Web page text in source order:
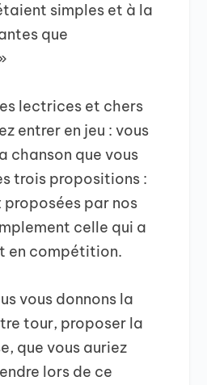
simples et à la
que
lectrices et chers
entrer en jeu : vous
chanson que vous
trois propositions :
proposées par nos
celle qui a
en compétition.
vous donnons la
tour, proposer la
que vous auriez
lors de ce